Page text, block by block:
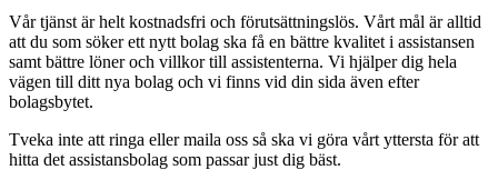
Vår tjänst är helt kostnadsfri och förutsättningslös. Vårt mål är alltid
att du som söker ett nytt bolag ska få en bättre kvalitet i assistansen
samt bättre löner och villkor till assistenterna. Vi hjälper dig hela
vägen till ditt nya bolag och vi finns vid din sida även efter
bolagsbytet.
Tveka inte att ringa eller maila oss så ska vi göra vårt yttersta för att
hitta det assistansbolag som passar just dig bäst.